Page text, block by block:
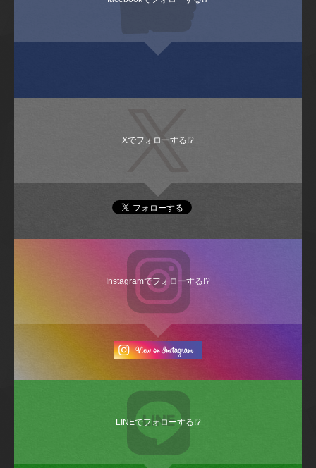
Xでフォローする!?
Instagramでフォローする!?
LINEでフォローする!?